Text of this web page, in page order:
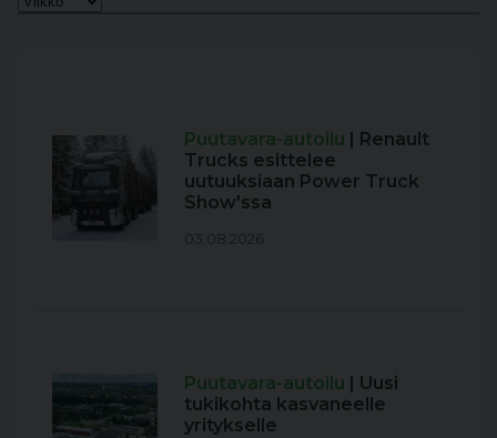
Puutavara-autoilu
| Renault
Trucks esittelee
uutuuksiaan Power Truck
Show'ssa
03.08.2026
Puutavara-autoilu
| Uusi
tukikohta kasvaneelle
yritykselle